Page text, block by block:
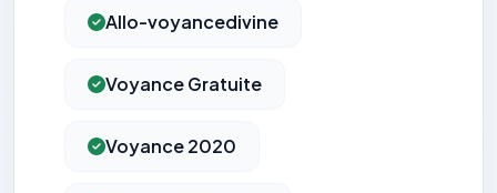
Allo-voyancedivine
Voyance Gratuite
Voyance 2020